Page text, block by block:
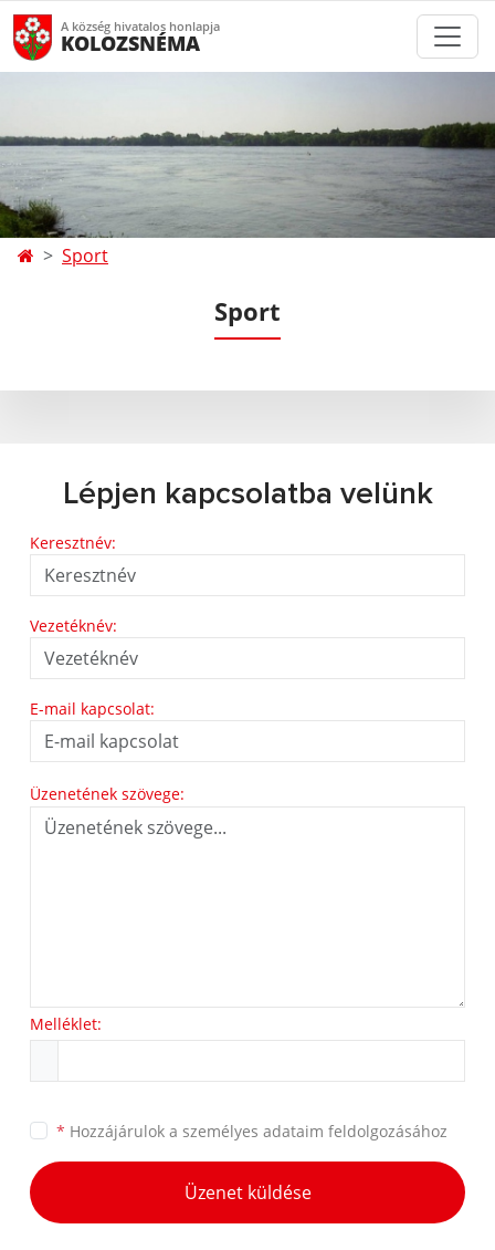
A község hivatalos honlapja
KOLOZSNÉMA
Sport
Sport
Lépjen kapcsolatba velünk
Keresztnév:
Vezetéknév:
E-mail kapcsolat:
Üzenetének szövege:
Melléklet:
* Hozzájárulok a személyes adataim feldolgozásához
Üzenet küldése